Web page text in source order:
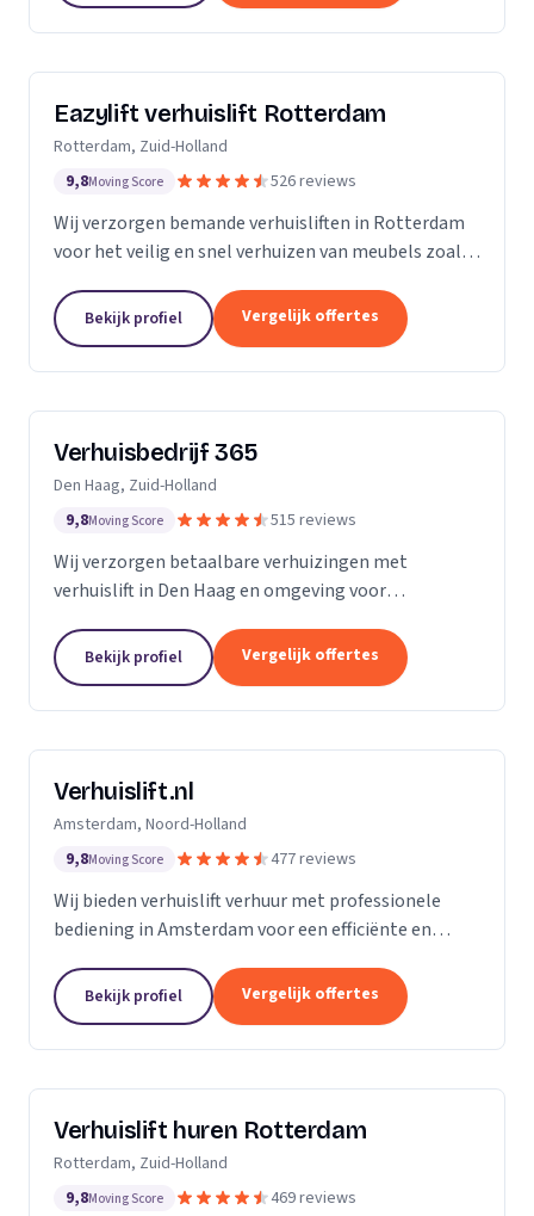
Eazylift verhuislift Rotterdam
Rotterdam, Zuid-Holland
9,8Moving Score 526 reviews
Wij verzorgen bemande verhuisliften in Rotterdam
voor het veilig en snel verhuizen van meubels zoals
Bekijk profiel Vergelijk offertes
Verhuisbedrijf 365
Den Haag, Zuid-Holland
9,8Moving Score 515 reviews
Wij verzorgen betaalbare verhuizingen met
verhuislift in Den Haag en omgeving voor
Bekijk profiel Vergelijk offertes
Verhuislift.nl
Amsterdam, Noord-Holland
9,8Moving Score 477 reviews
Wij bieden verhuislift verhuur met professionele
bediening in Amsterdam voor een efficiënte en
Bekijk profiel Vergelijk offertes
Verhuislift huren Rotterdam
Rotterdam, Zuid-Holland
9,8Moving Score 469 reviews